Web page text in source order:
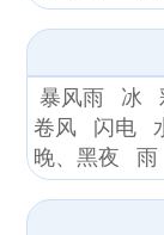
暴风雨 冰
卷风
闪电
晚、黑夜
雨